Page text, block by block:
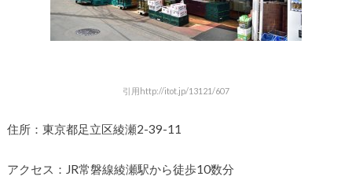
引用http://itot.jp/13121/607
住所：東京都足立区綾瀬2-39-11
アクセス：JR常磐線綾瀬駅から徒歩10数分